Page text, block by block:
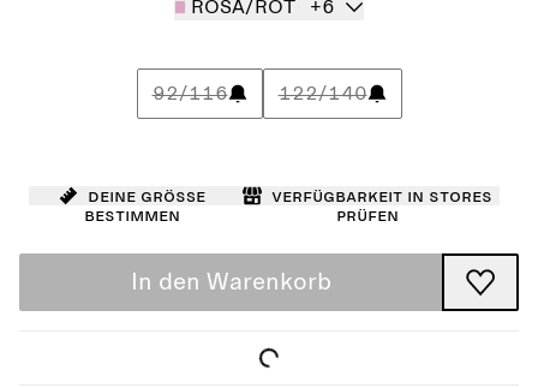
ROSA/ROT +6
92/116 122/140
Deine Größe
bestimmen
Verfügbarkeit in Stores
prüfen
In den Warenkorb